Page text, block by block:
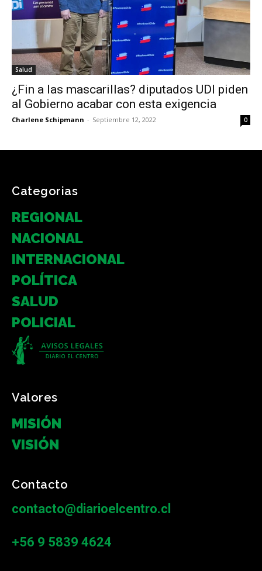
Salud
¿Fin a las mascarillas? diputados UDI piden
al Gobierno acabar con esta exigencia
Charlene Schipmann - Septiembre 12, 2022 0
Categorias
REGIONAL
NACIONAL
INTERNACIONAL
POLÍTICA
SALUD
POLICIAL
Valores
MISIÓN
VISIÓN
Contacto
contacto@diarioelcentro.cl
+56 9 5839 4624